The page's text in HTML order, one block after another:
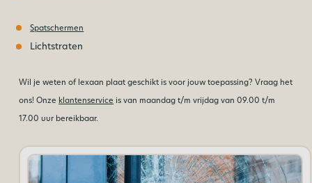
Spatschermen
Lichtstraten
Wil je weten of lexaan plaat geschikt is voor jouw toepassing? Vraag het
ons! Onze klantenservice is van maandag t/m vrijdag van 09.00 t/m
17.00 uur bereikbaar.